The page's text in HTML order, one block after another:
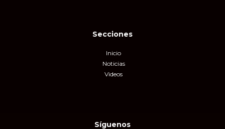
Síguenos
Secciones
Inicio
Noticias
Videos